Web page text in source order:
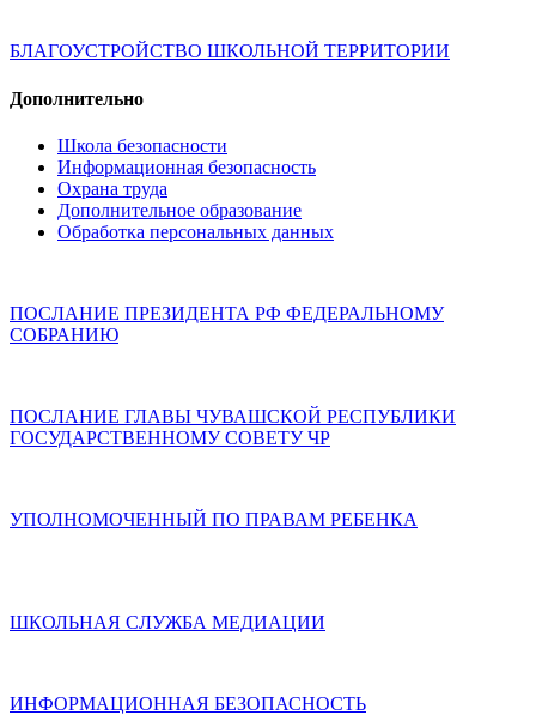
БЛАГОУСТРОЙСТВО ШКОЛЬНОЙ ТЕРРИТОРИИ
Дополнительно
Школа безопасности
Информационная безопасность
Охрана труда
Дополнительное образование
Обработка персональных данных
ПОСЛАНИЕ ПРЕЗИДЕНТА РФ ФЕДЕРАЛЬНОМУ
СОБРАНИЮ
ПОСЛАНИЕ ГЛАВЫ ЧУВАШСКОЙ РЕСПУБЛИКИ
ГОСУДАРСТВЕННОМУ СОВЕТУ ЧР
УПОЛНОМОЧЕННЫЙ ПО ПРАВАМ РЕБЕНКА
ШКОЛЬНАЯ СЛУЖБА МЕДИАЦИИ
ИНФОРМАЦИОННАЯ БЕЗОПАСНОСТЬ